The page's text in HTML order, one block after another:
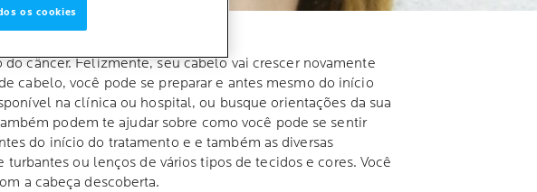
câncer. Felizmente, seu cabelo vai crescer novamente
cabelo, você pode se preparar e antes mesmo do início
na clínica ou hospital, ou busque orientações da sua
podem te ajudar sobre como você pode se sentir
do início do tratamento e e também as diversas
ou lenços de vários tipos de tecidos e cores. Você
a cabeça descoberta.
os cookies